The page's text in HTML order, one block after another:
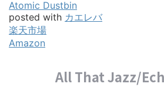
Atomic Dustbin
posted with カエレバ
楽天市場
Amazon
All That Jazz/